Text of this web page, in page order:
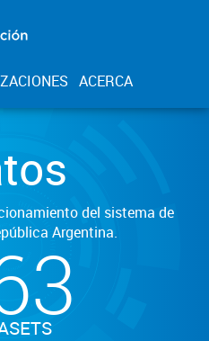
ACERCA
del sistema de
Argentina.